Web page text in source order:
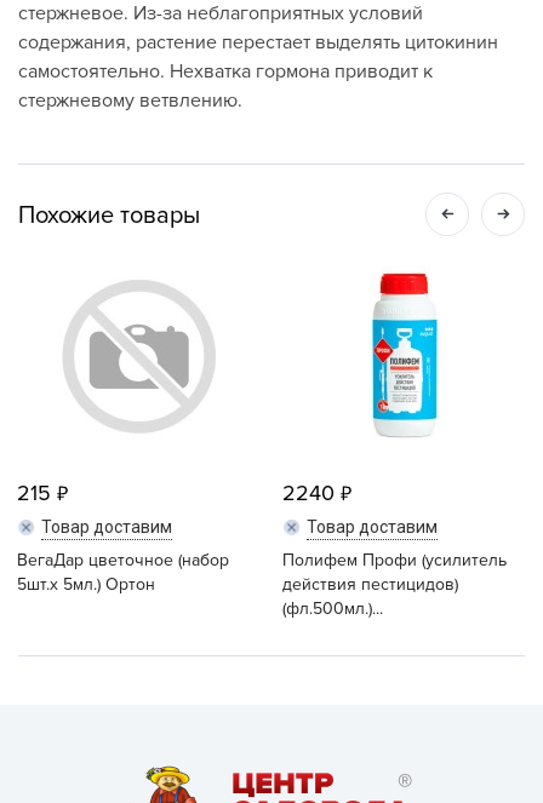
стержневое. Из-за неблагоприятных условий
содержания, растение перестает выделять цитокинин
самостоятельно. Нехватка гормона приводит к
стержневому ветвлению.
Похожие товары
215
Товар доставим
ВегаДар цветочное (набор
5шт.x 5мл.) Ортон
2240
Товар доставим
Полифем Профи (усилитель
действия пестицидов)
(фл.500мл.)...